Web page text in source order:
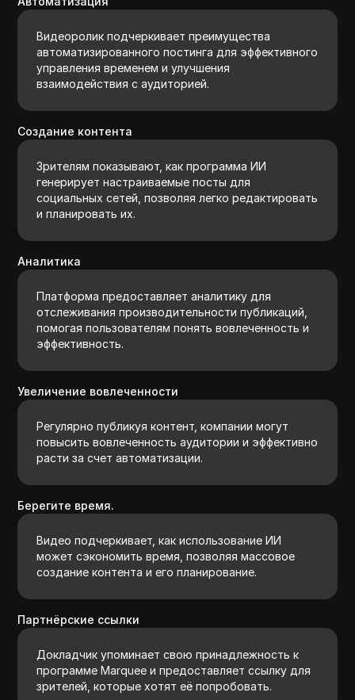
Видеоролик подчеркивает преимущества
автоматизированного постинга для эффективного
управления временем и улучшения
взаимодействия с аудиторией.
Создание контента
Зрителям показывают, как программа ИИ
генерирует настраиваемые посты для
социальных сетей, позволяя легко редактировать
и планировать их.
Аналитика
Платформа предоставляет аналитику для
отслеживания производительности публикаций,
помогая пользователям понять вовлеченность и
эффективность.
Увеличение вовлеченности
Регулярно публикуя контент, компании могут
повысить вовлеченность аудитории и эффективно
расти за счет автоматизации.
Берегите время.
Видео подчеркивает, как использование ИИ
может сэкономить время, позволяя массовое
создание контента и его планирование.
Партнёрские ссылки
Докладчик упоминает свою принадлежность к
программе Marquee и предоставляет ссылку для
зрителей, которые хотят её попробовать.